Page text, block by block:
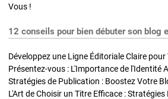
Vous !
12 conseils pour bien débuter son blog
Développez une Ligne Éditoriale Claire
Présentez-vous : L'Importance de l'Identité
L'Art de Choisir un Titre Efficace : Stratégies